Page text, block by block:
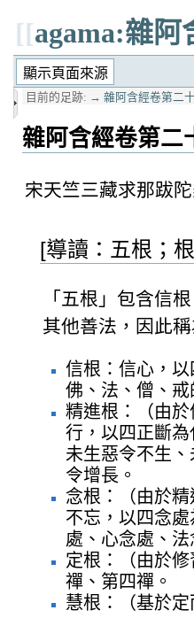
[[agama:雜阿
目前的足跡: → 雜阿含經卷第二
雜阿含經卷第二
宋天竺三藏求那跋
[導讀：五根；
「五根」包含信
其他善法，因此稱
信根：信心，
佛、法、僧、戒
精進根：（由
行，以四正斷為
未生惡令不生
令增長。
念根：（由於
不忘，以四念
處、心念處、法
定根：（由於
禪、第四禪。
慧根：（基於